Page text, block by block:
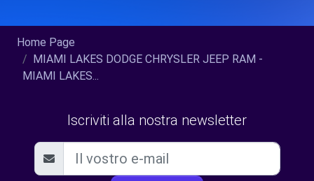
Home Page
MIAMI LAKES DODGE CHRYSLER JEEP RAM -
MIAMI LAKES...
Iscriviti alla nostra newsletter